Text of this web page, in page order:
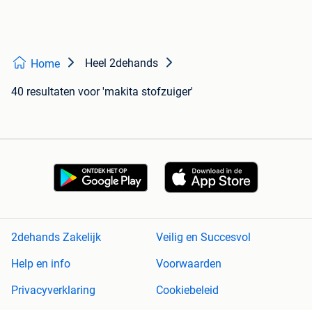
Home Heel 2dehands
40 resultaten voor 'makita stofzuiger'
2dehands Zakelijk
Veilig en Succesvol
Help en info
Voorwaarden
Privacyverklaring
Cookiebeleid